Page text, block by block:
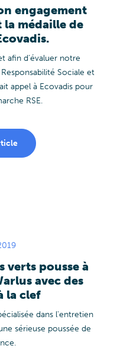
engagement
la médaille de
afin d’évaluer notre
Sociale et
appel à Ecovadis pour
RSE.
verts pousse à
avec des
la clef
dans l'entretien
sérieuse poussée de